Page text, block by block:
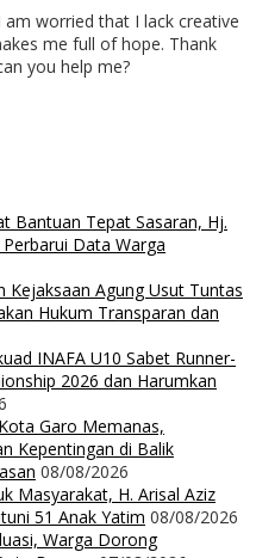
worried that I lack creative
me full of hope. Thank
you help me?
Bantuan Tepat Sasaran, Hj.
Data Warga
Kejaksaan Agung Usut Tuntas
Hukum Transparan dan
INAFA U10 Sabet Runner-
2026 dan Harumkan
Garo Memanas,
Kepentingan di Balik
08/08/2026
Masyarakat, H. Arisal Aziz
51 Anak Yatim 08/08/2026
Warga Dorong